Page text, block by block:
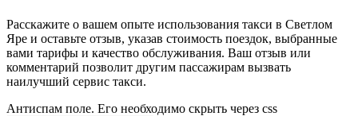
Расскажите о вашем опыте использования такси в Светлом
Яре и оставьте отзыв, указав стоимость поездок, выбранные
вами тарифы и качество обслуживания. Ваш отзыв или
комментарий позволит другим пассажирам вызвать
наилучший сервис такси.
Антиспам поле. Его необходимо скрыть через css